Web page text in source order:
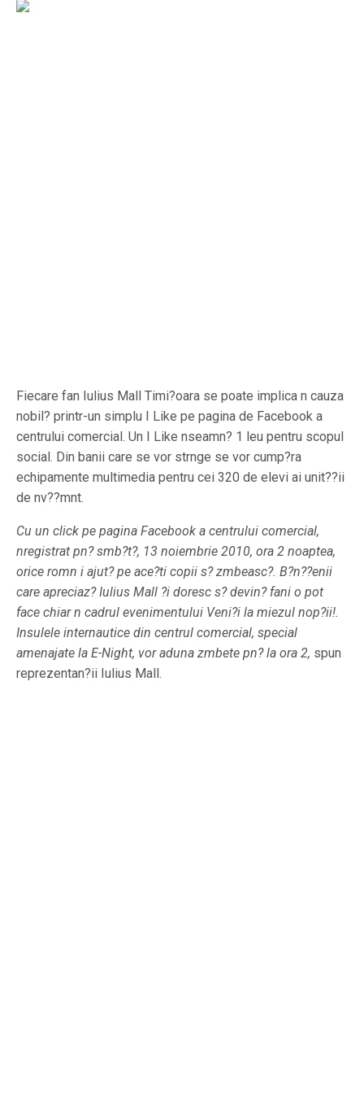
Fiecare fan Iulius Mall Timi?oara se poate implica n cauza
nobil? printr-un simplu I Like pe pagina de Facebook a
centrului comercial. Un I Like nseamn? 1 leu pentru scopul
social. Din banii care se vor strnge se vor cump?ra
echipamente multimedia pentru cei 320 de elevi ai unit??ii
de nv??mnt.
Cu un click pe pagina Facebook a centrului comercial,
nregistrat pn? smb?t?, 13 noiembrie 2010, ora 2 noaptea,
orice romn i ajut? pe ace?ti copii s? zmbeasc?. B?n??enii
care apreciaz? Iulius Mall ?i doresc s? devin? fani o pot
face chiar n cadrul evenimentului Veni?i la miezul nop?ii!.
Insulele internautice din centrul comercial, special
amenajate la E-Night, vor aduna zmbete pn? la ora 2, spun
reprezentan?ii Iulius Mall.